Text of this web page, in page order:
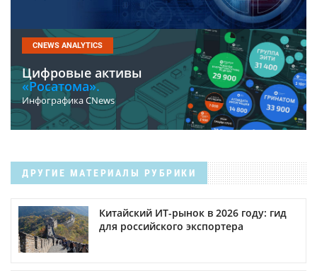
CNEWS ANALYTICS
Цифровые активы
«Росатома».
Инфографика CNews
ДРУГИЕ МАТЕРИАЛЫ РУБРИКИ
Китайский ИТ-рынок в 2026 году: гид
для российского экспортера